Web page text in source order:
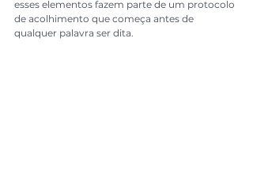
esses elementos fazem parte de um protocolo
de acolhimento que começa antes de
qualquer palavra ser dita.